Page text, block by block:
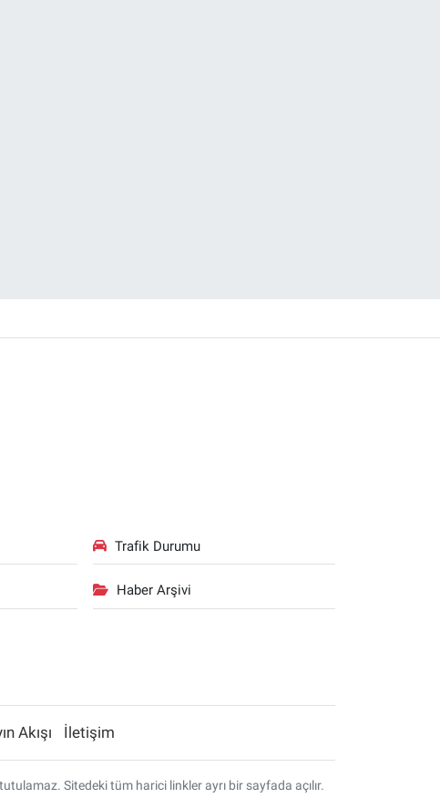
Trafik Durumu
Haber Arşivi
Akışı İletişim
Sitedeki tüm harici linkler ayrı bir sayfada açılır.